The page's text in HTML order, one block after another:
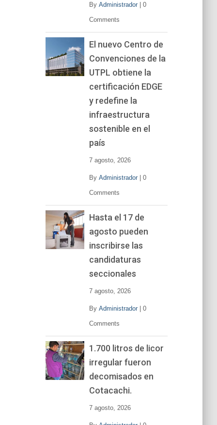
By Administrador| 0
Comments
El nuevo Centro de
Convenciones de la
UTPL obtiene la
certificación EDGE
y redefine la
infraestructura
sostenible en el
país
7 agosto, 2026
By Administrador| 0
Comments
Hasta el 17 de
agosto pueden
inscribirse las
candidaturas
seccionales
7 agosto, 2026
By Administrador| 0
Comments
1.700 litros de licor
irregular fueron
decomisados en
Cotacachi.
7 agosto, 2026